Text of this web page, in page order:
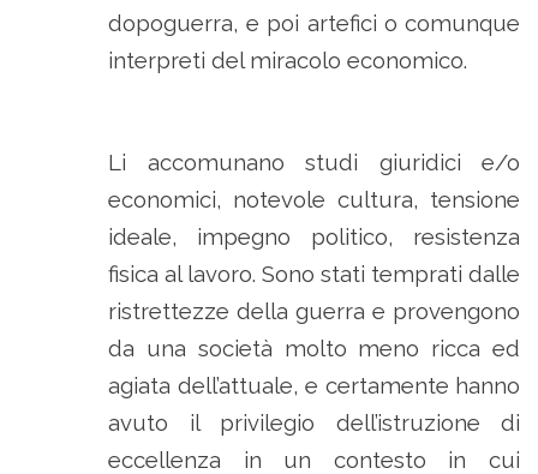
dopoguerra, e poi artefici o comunque
interpreti del miracolo economico.
Li accomunano studi giuridici e/o
economici, notevole cultura, tensione
ideale, impegno politico, resistenza
fisica al lavoro. Sono stati temprati dalle
ristrettezze della guerra e provengono
da una società molto meno ricca ed
agiata dell’attuale, e certamente hanno
avuto il privilegio dell’istruzione di
eccellenza in un contesto in cui